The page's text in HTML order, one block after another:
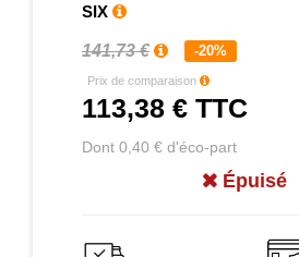
SIX
141,73 € -20%
Prix de comparaison
113,38 € TTC
Dont 0,40 € d'éco-part
Épuisé